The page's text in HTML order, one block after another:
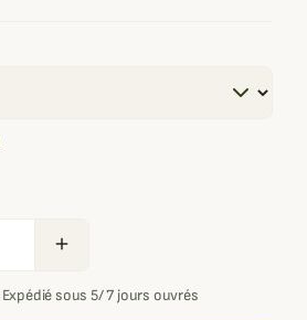
add
Expédié sous 5/ 7 jours ouvrés